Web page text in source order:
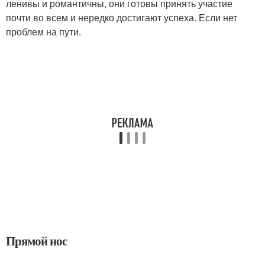
ленивы и романтичны, они готовы принять участие
почти во всем и нередко достигают успеха. Если нет
проблем на пути.
Прямой нос